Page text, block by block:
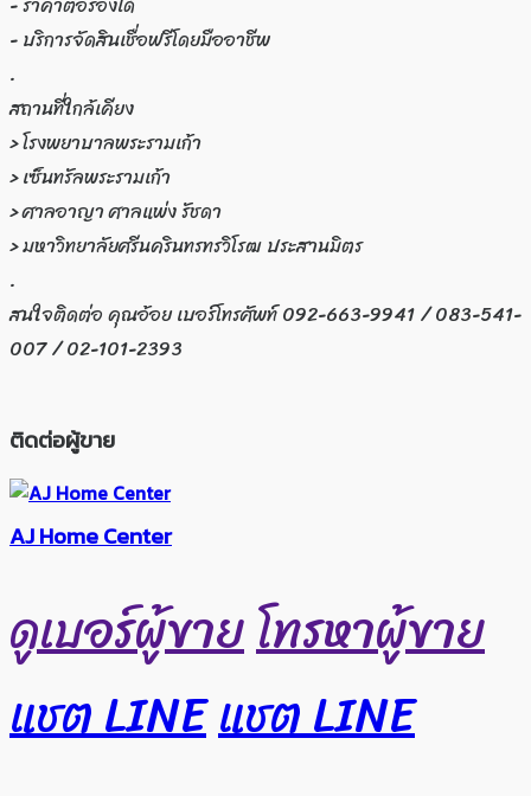
- บริการจัดสินเชื่อฟรีโดยมืออาชีพ
.
สถานที่ใกล้เคียง
> โรงพยาบาลพระรามเก้า
> เซ็นทรัลพระรามเก้า
> ศาลอาญา ศาลแพ่ง รัชดา
> มหาวิทยาลัยศรีนครินทรทรวิโรฒ ประสานมิตร
.
สนใจติดต่อ คุณอ้อย เบอร์โทรศัพท์ 092-663-9941 / 083-541-
007 / 02-101-2393
ติดต่อผู้ขาย
AJ Home Center
ดูเบอร์ผู้ขายโทรหาผู้ขาย
แชต LINEแชต LINE